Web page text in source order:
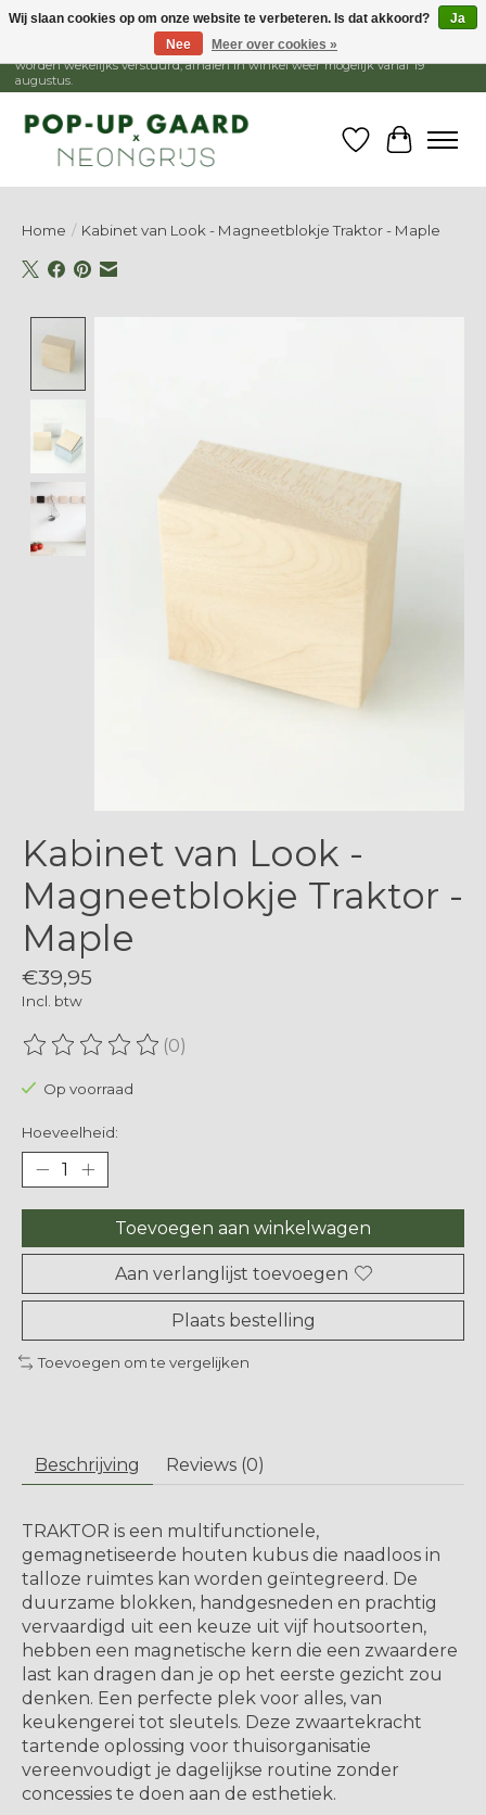
1 - 15 augustus is de winkel gesloten, webshop blijft open. Bestellingen
worden wekelijks verstuurd, afhalen in winkel weer mogelijk vanaf 19
augustus.
Verlanglijst
Home / Kabinet van Look - Magneetblokje Traktor - Maple
Kabinet van Look -
Magneetblokje Traktor -
Maple
€39,95
Incl. btw
De beoordeling van dit product is
(0)
Op voorraad
Hoeveelheid:
Toevoegen aan winkelwagen
Aan verlanglijst toevoegen
Plaats bestelling
Toevoegen om te vergelijken
Beschrijving Reviews (0)
TRAKTOR is een multifunctionele,
gemagnetiseerde houten kubus die naadloos in
talloze ruimtes kan worden geïntegreerd. De
duurzame blokken, handgesneden en prachtig
vervaardigd uit een keuze uit vijf houtsoorten,
hebben een magnetische kern die een zwaardere
last kan dragen dan je op het eerste gezicht zou
denken. Een perfecte plek voor alles, van
keukengerei tot sleutels. Deze zwaartekracht
tartende oplossing voor thuisorganisatie
vereenvoudigt je dagelijkse routine zonder
concessies te doen aan de esthetiek.
Wij slaan cookies op om onze website te verbeteren. Is dat akkoord?
Ja
Nee
Meer over cookies »